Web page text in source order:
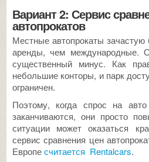
Вариант 2: Сервис
автопрокатов
Местные автопрокаты зачастую
аренды, чем международные.
существенный минус. Как
небольшие конторы, и парк
ограничен.
Поэтому, когда спрос на
заканчиваются, они просто
ситуации может оказаться
сервис сравнения цен
Европесчитается Rentalcars.